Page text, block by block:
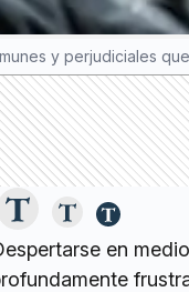
y perjudiciales
en